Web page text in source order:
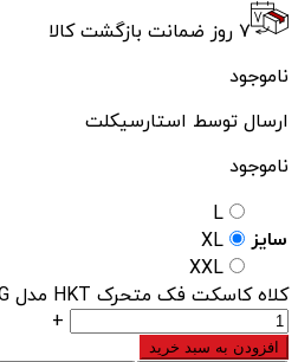
۷ روز ضمانت بازگشت کالا
ناموجود
ارسال توسط استارسیکلت
ناموجود
سایز
L
XL
XXL
کلاه کاسکت فک متحرک HKT مدل BIG-PUG عدد
+
افزودن به سبد خرید